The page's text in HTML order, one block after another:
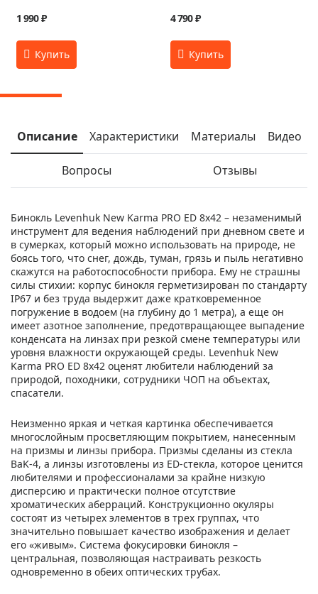
1 990 ₽ 4 790 ₽
Описание Характеристики Материалы Видео
Вопросы Отзывы
Бинокль Levenhuk New Karma PRO ED 8x42 – незаменимый
инструмент для ведения наблюдений при дневном свете и
в сумерках, который можно использовать на природе, не
боясь того, что снег, дождь, туман, грязь и пыль негативно
скажутся на работоспособности прибора. Ему не страшны
силы стихии: корпус бинокля герметизирован по стандарту
IP67 и без труда выдержит даже кратковременное
погружение в водоем (на глубину до 1 метра), а еще он
имеет азотное заполнение, предотвращающее выпадение
конденсата на линзах при резкой смене температуры или
уровня влажности окружающей среды. Levenhuk New
Karma PRO ED 8x42 оценят любители наблюдений за
природой, походники, сотрудники ЧОП на объектах,
спасатели.
Неизменно яркая и четкая картинка обеспечивается
многослойным просветляющим покрытием, нанесенным
на призмы и линзы прибора. Призмы сделаны из стекла
BaK-4, а линзы изготовлены из ED-стекла, которое ценится
любителями и профессионалами за крайне низкую
дисперсию и практически полное отсутствие
хроматических аберраций. Конструкционно окуляры
состоят из четырех элементов в трех группах, что
значительно повышает качество изображения и делает
его «живым». Система фокусировки бинокля –
центральная, позволяющая настраивать резкость
одновременно в обеих оптических трубах.